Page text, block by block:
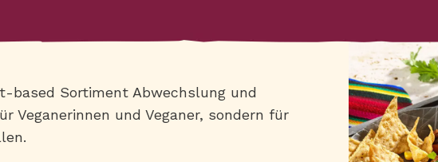
based Sortiment Abwechslung und
Veganerinnen und Veganer, sondern für